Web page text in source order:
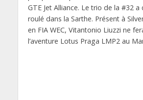
GTE Jet Alliance. Le trio de la #32
roulé dans la Sarthe. Présent à
en FIA WEC, Vitantonio Liuzzi ne
l’aventure Lotus Praga LMP2 au